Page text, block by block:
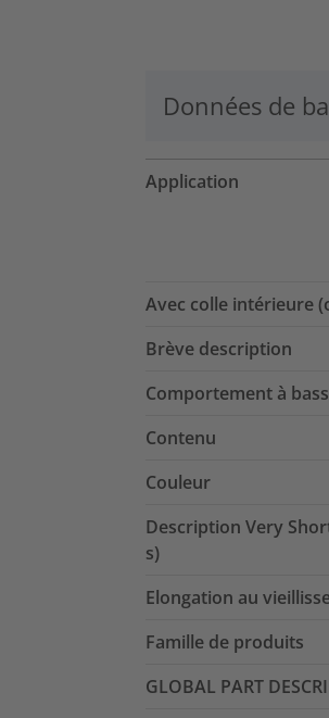
Données de
Application
Avec colle intérieure
Brève description
Comportement à
Contenu
Couleur
Description Very
s)
Elongation au
Famille de produits
GLOBAL PART